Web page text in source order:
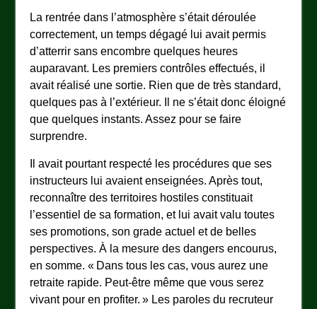
La rentrée dans l’atmosphère s’était déroulée
correctement, un temps dégagé lui avait permis
d’atterrir sans encombre quelques heures
auparavant. Les premiers contrôles effectués, il
avait réalisé une sortie. Rien que de très standard,
quelques pas à l’extérieur. Il ne s’était donc éloigné
que quelques instants. Assez pour se faire
surprendre.
Il avait pourtant respecté les procédures que ses
instructeurs lui avaient enseignées. Après tout,
reconnaître des territoires hostiles constituait
l’essentiel de sa formation, et lui avait valu toutes
ses promotions, son grade actuel et de belles
perspectives. À la mesure des dangers encourus,
en somme. « Dans tous les cas, vous aurez une
retraite rapide. Peut-être même que vous serez
vivant pour en profiter. » Les paroles du recruteur